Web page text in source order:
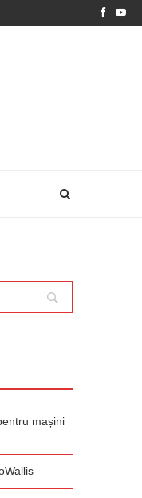
mașini